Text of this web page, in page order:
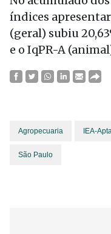
índices
(geral) subiu
e o IqPR-A
Agropecuaria IEA-
São Paulo